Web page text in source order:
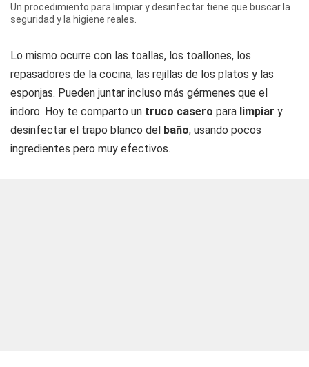
Un procedimiento para limpiar y desinfectar tiene que buscar la
seguridad y la higiene reales.
Lo mismo ocurre con las toallas, los toallones, los
repasadores de la cocina, las rejillas de los platos y las
esponjas. Pueden juntar incluso más gérmenes que el
indoro. Hoy te comparto un truco casero para limpiar y
desinfectar el trapo blanco del baño, usando pocos
ingredientes pero muy efectivos.